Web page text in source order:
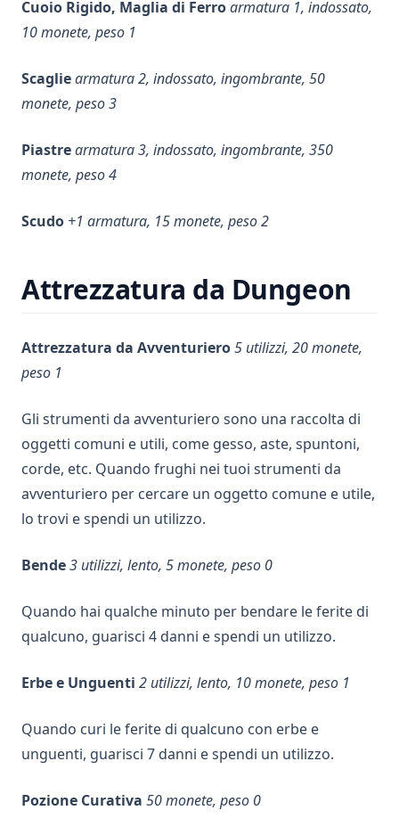
Cuoio Rigido, Maglia di Ferroarmatura 1, indossato,
10 monete, peso 1
Scagliearmatura 2, indossato, ingombrante, 50
monete, peso 3
Piastrearmatura 3, indossato, ingombrante, 350
monete, peso 4
Scudo +1 armatura, 15 monete, peso 2
Attrezzatura da Dungeon
Attrezzatura da Avventuriero5 utilizzi, 20 monete,
peso 1
Gli strumenti da avventuriero sono una raccolta di
oggetti comuni e utili, come gesso, aste, spuntoni,
corde, etc. Quando frughi nei tuoi strumenti da
avventuriero per cercare un oggetto comune e utile,
lo trovi e spendi un utilizzo.
Bende3 utilizzi, lento, 5 monete, peso 0
Quando hai qualche minuto per bendare le ferite di
qualcuno, guarisci 4 danni e spendi un utilizzo.
Erbe e Unguenti 2 utilizzi, lento, 10 monete, peso 1
Quando curi le ferite di qualcuno con erbe e
unguenti, guarisci 7 danni e spendi un utilizzo.
Pozione Curativa 50 monete, peso 0